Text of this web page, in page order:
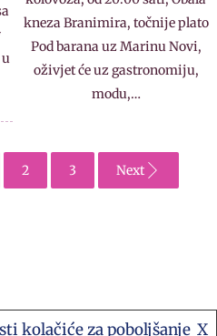
kneza Branimira, točnije plato
Pod barana uz Marinu Novi,
oživjet će uz gastronomiju,
modu,…
2 3 Next
kolačiće za poboljšanje X